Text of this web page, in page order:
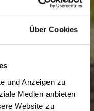
Über Cookies
und Anzeigen zu
Medien anbieten
Website zu